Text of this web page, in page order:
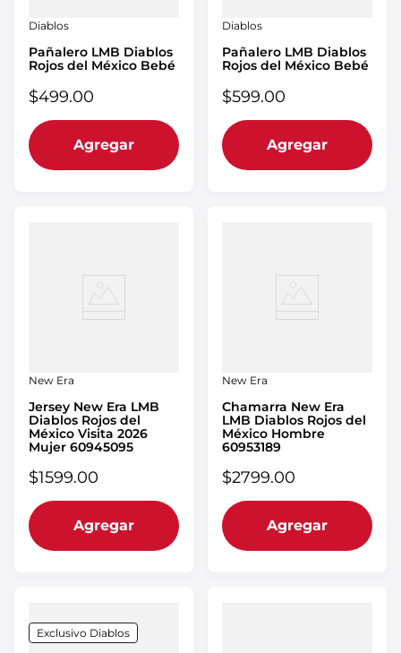
Diablos
Pañalero LMB Diablos
Rojos del México Bebé
$499.00
Agregar
Diablos
Pañalero LMB Diablos
Rojos del México Bebé
$599.00
Agregar
New Era
Jersey New Era LMB
Diablos Rojos del
México Visita 2026
Mujer 60945095
$1599.00
Agregar
New Era
Chamarra New Era
LMB Diablos Rojos del
México Hombre
60953189
$2799.00
Agregar
Exclusivo Diablos